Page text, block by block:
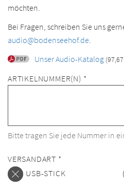
möchten.
Bei Fragen, schreiben Sie uns
audio@bodenseehof.de
Unser Audio-Katalog
ARTIKELNUMMER(N) *
Bitte tragen Sie jede Nummer in
VERSANDART *
USB-STICK